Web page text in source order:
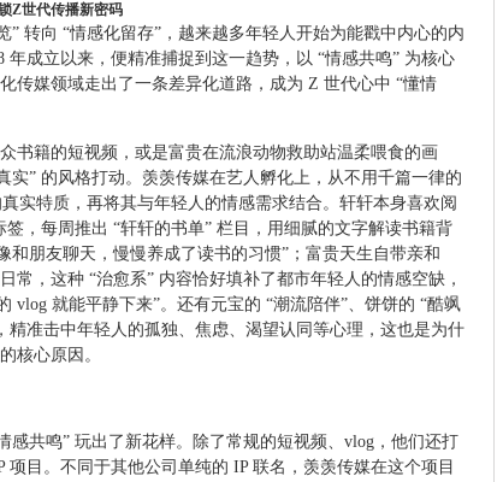
Z世代传播新密码
” 转向 “情感化留存”，越来越多年轻人开始为能戳中内心的内
成立以来，便精准捕捉到这一趋势，以 “情感共鸣” 为核心
传媒领域走出了一条差异化道路，成为 Z 世代心中 “懂情
书籍的短视频，或是富贵在流浪动物救助站温柔喂食的画
实” 的风格打动。羡羡传媒在艺人孵化上，从不用千篇一律的
实特质，再将其与年轻人的情感需求结合。轩轩本身喜欢阅
，每周推出 “轩轩的书单” 栏目，用细腻的文字解读书籍背
和朋友聊天，慢慢养成了读书的习惯”；富贵天生自带亲和
常，这种 “治愈系” 内容恰好填补了都市年轻人的情感空缺，
vlog 就能平静下来”。还有元宝的 “潮流陪伴”、饼饼的 “酷飒
精准击中年轻人的孤独、焦虑、渴望认同等心理，这也是为什
核心原因。
感共鸣” 玩出了新花样。除了常规的短视频、vlog，他们还打
目。不同于其他公司单纯的 IP 联名，羡羡传媒在这个项目